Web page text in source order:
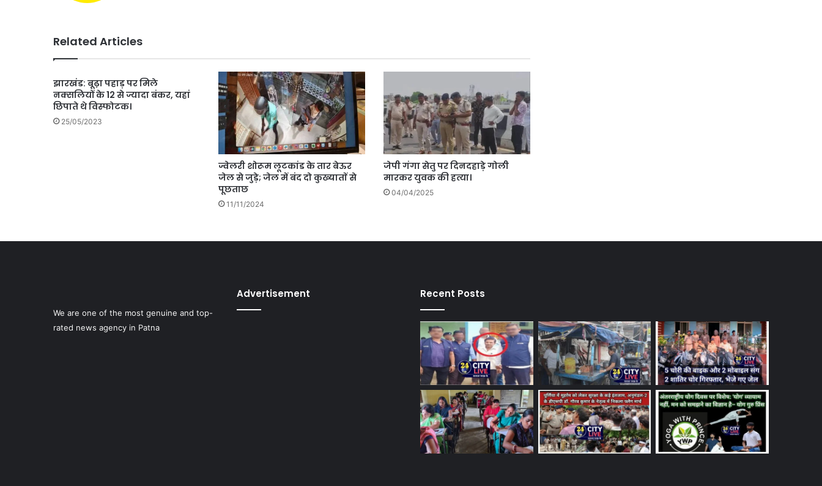
Related Articles
झारखंड: बूढ़ा पहाड़ पर मिले
नक्सलियों के 12 से ज्यादा बंकर, यहां
छिपाते थे विस्फोटक।
25/05/2023
ज्वेलरी शाेरूम लूटकांड के तार बेऊर
जेल से जुड़े; जेल में बंद दाे कुख्याताें से
पूछताछ
11/11/2024
जेपी गंगा सेतु पर दिनदहाड़े गोली
मारकर युवक की हत्या।
04/04/2025
We are one of the most genuine and top-
rated news agency in Patna
Advertisement Recent Posts